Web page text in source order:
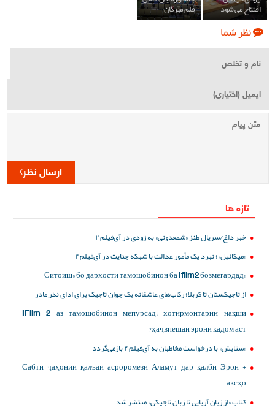
افتتاح می شود فلم مهرگان
نظر شما
ارسال نظر
تازه ها
خبر داغ/سریال طنز «شمعدونی» به زودی در آی‌فیلم ۲
«میکائیل»؛ نبرد یک مأمور عدالت با شبکه جنایت در آی‌فیلم ۲
«Ситоиш» бо дархости тамошобинон ба Ifilm2 бозмегардад
از تاجیکستان تا کربلا؛ رکاب‌های عاشقانه یک جوان تاجیک برای ادای نذر مادر
IFilm 2 аз тамошобинон мепурсад: хотирмонтарин нақши
ҳаҷвпешаи эронӣ кадом аст?
«ستایش» با درخواست مخاطبان به آی‌فیلم ۲ بازمی‌گردد
Сабти ҷаҳонии қалъаи асроромези Аламут дар қалби Эрон +
аксҳо
کتاب «از زبان آریایی تا زبان تاجیکی» منتشر شد